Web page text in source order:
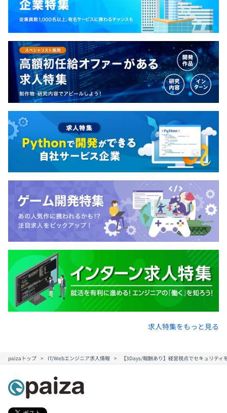
求人特集をもっと見る
paizaトップ IT/Webエンジニア求人情報 【3Days/報酬あり】経営視点でセキュリテ